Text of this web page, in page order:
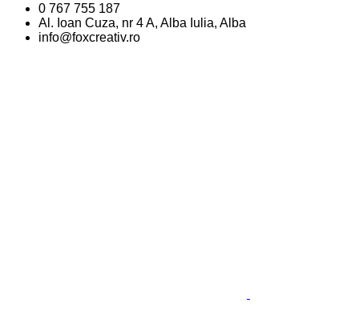
0 767 755 187
Al. Ioan Cuza, nr 4 A, Alba Iulia, Alba
info@foxcreativ.ro